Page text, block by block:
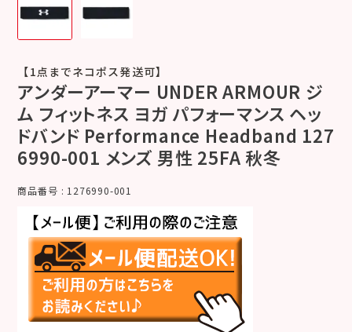
【1点までネコポス発送可】
アンダーアーマー UNDER ARMOUR ジ
ム フィットネス ヨガ パフォーマンス ヘッ
ドバンド Performance Headband 127
6990-001 メンズ 男性 25FA 秋冬
商品番号 1276990-001